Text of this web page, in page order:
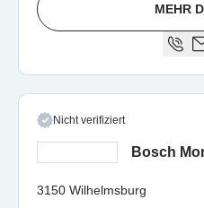
MEHR
Nicht verifiziert
Bosch
3150 Wilhelmsburg